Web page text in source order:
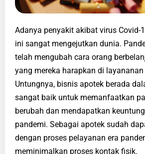
Adanya penyakit akibat virus Covid-
ini sangat mengejutkan dunia.
telah mengubah cara orang
yang mereka harapkan di layananan
Untungnya, bisnis apotek berada
sangat baik untuk memanfaatkan
berubah dan mendapatkan
pandemi. Sebagai apotek sudah
dengan proses pelayanan era
meminimalkan proses kontak fisik.